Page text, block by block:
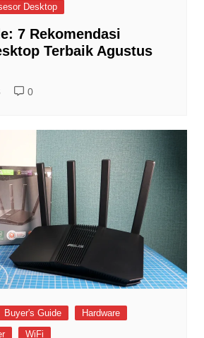
Desktop
7 Rekomendasi
Terbaik Agustus
0
Buyer's Guide
Hardware
WiFi